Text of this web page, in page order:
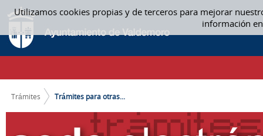
Utilizamos cookies propias y de terceros para mejorar
información
Saltar al contenido
TRÁMITES PARA OTRAS ADMINISTRACIONES
CAMINO DE MIGAS
Trámites Trámites para otras...